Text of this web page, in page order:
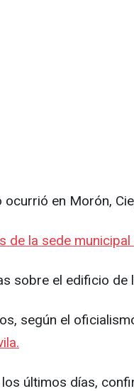
en Morón,
de la sede
sobre el edificio
según el
últimos días,